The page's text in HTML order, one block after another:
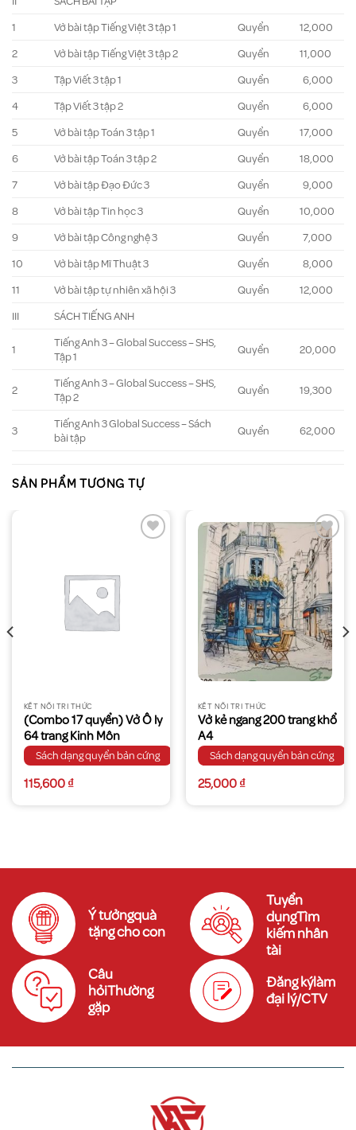
1
Vở bài tập Tiếng Việt 3 tập 1 Quyển
12,000
2
Vở bài tập Tiếng Việt 3 tập 2 Quyển
11,000
3
Tập Viết 3 tập 1 Quyển
6,000
4
Tập Viết 3 tập 2 Quyển
6,000
5
Vở bài tập Toán 3 tập 1 Quyển
17,000
6
Vở bài tập Toán 3 tập 2 Quyển
18,000
7
Vở bài tập Đạo Đức 3 Quyển
9,000
8
Vở bài tập Tin học 3 Quyển
10,000
9
Vở bài tập Công nghệ 3 Quyển
7,000
10
Vở bài tập Mĩ Thuật 3 Quyển
8,000
11
Vở bài tập tự nhiên xã hội 3 Quyển
12,000
III
SÁCH TIẾNG ANH
1
Tiếng Anh 3 – Global Success – SHS,
Tập 1
Quyển 20,000
2
Tiếng Anh 3 – Global Success – SHS,
Tập 2
Quyển 19,300
3
Tiếng Anh 3 Global Success – Sách
bài tập
Quyển 62,000
SẢN PHẨM TƯƠNG TỰ
KẾT NỐI TRI THỨC
(Combo 17 quyển) Vở Ô ly
64 trang Kinh Môn
Sách dạng quyển bản cứng
115,600₫
KẾT NỐI TRI THỨC
Vở kẻ ngang 200 trang khổ
A4
Sách dạng quyển bản cứng
25,000₫
Ý tưởngquà
tặng cho con
Tuyển
dụngTìm
kiếm nhân
tài
Câu
hỏiThường
gặp
Đăng kýlàm
đại lý/CTV